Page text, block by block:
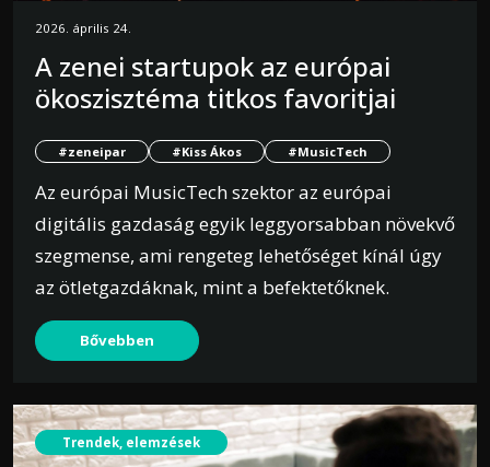
2026. április 24.
A zenei startupok az európai
ökoszisztéma titkos favoritjai
#zeneipar #Kiss Ákos #MusicTech
Az európai MusicTech szektor az európai
digitális gazdaság egyik leggyorsabban növekvő
szegmense, ami rengeteg lehetőséget kínál úgy
az ötletgazdáknak, mint a befektetőknek.
Bővebben
Trendek, elemzések